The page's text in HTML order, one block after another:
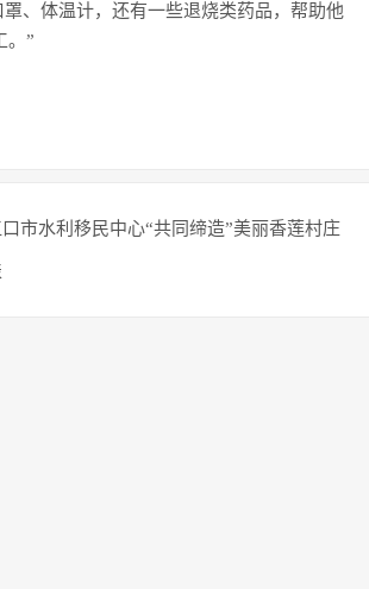
、体温计，还有一些退烧类药品，帮助他
。”
市水利移民中心“共同缔造”美丽香莲村庄